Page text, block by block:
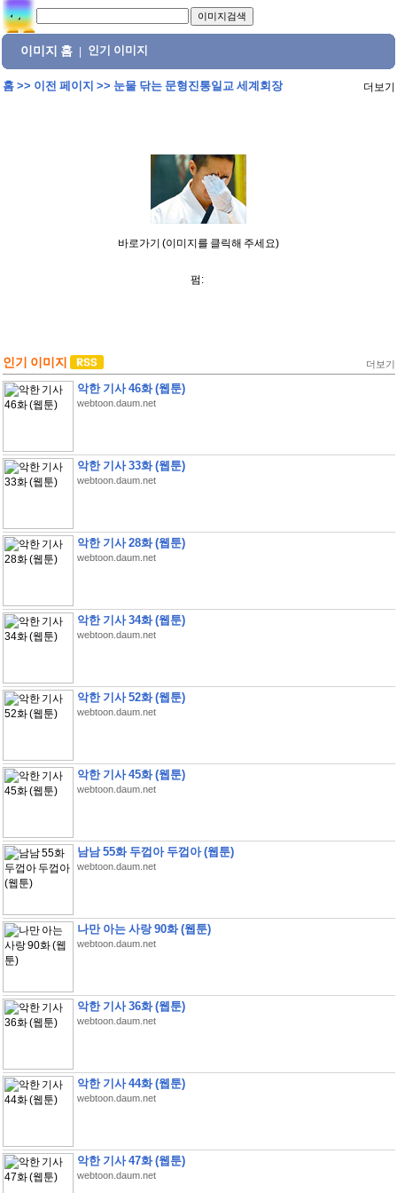
이미지 홈 인기 이미지
홈>> 이전 페이지 >> 눈물 닦는 문형진통일교 세계회장 더보기
바로가기 (이미지를 클릭해 주세요)
펌:
인기 이미지 더보기
악한 기사 46화 (웹툰)
webtoon.daum.net
악한 기사 33화 (웹툰)
webtoon.daum.net
악한 기사 28화 (웹툰)
webtoon.daum.net
악한 기사 34화 (웹툰)
webtoon.daum.net
악한 기사 52화 (웹툰)
webtoon.daum.net
악한 기사 45화 (웹툰)
webtoon.daum.net
남남 55화 두껍아 두껍아 (웹툰)
webtoon.daum.net
나만 아는 사랑 90화 (웹툰)
webtoon.daum.net
악한 기사 36화 (웹툰)
webtoon.daum.net
악한 기사 44화 (웹툰)
webtoon.daum.net
악한 기사 47화 (웹툰)
webtoon.daum.net